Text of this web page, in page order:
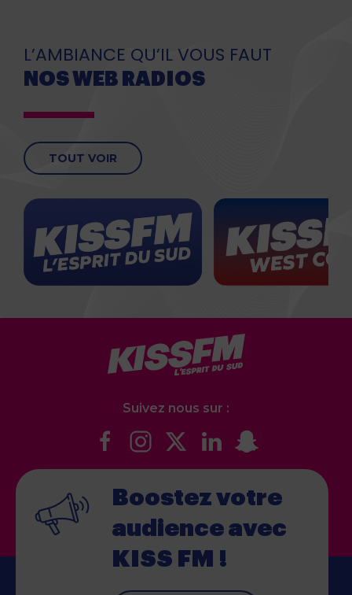
L’AMBIANCE QU’IL VOUS FAUT
NOS WEB RADIOS
TOUT VOIR
Suivez nous sur :
Boostez votre
audience avec
KISS FM !